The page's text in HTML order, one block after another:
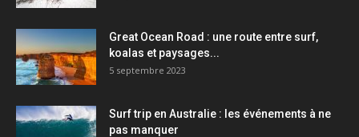
Great Ocean Road : une route entre surf,
koalas et paysages...
5 septembre 2023
Surf trip en Australie : les événements à ne
pas manquer